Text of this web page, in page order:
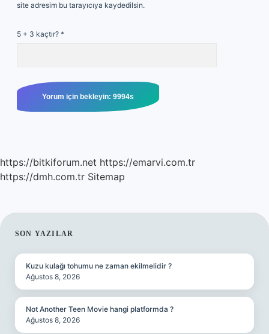
site adresim bu tarayıcıya kaydedilsin.
5 + 3 kaçtır? *
https://bitkiforum.net https://emarvi.com.tr
https://dmh.com.tr Sitemap
SIDEBAR
SON YAZILAR
Kuzu kulağı tohumu ne zaman ekilmelidir ?
Ağustos 8, 2026
Not Another Teen Movie hangi platformda ?
Ağustos 8, 2026